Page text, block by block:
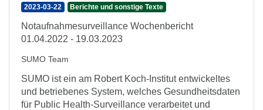
2023-03-22 Berichte und sonstige Texte
Notaufnahmesurveillance Wochenbericht
01.04.2022 - 19.03.2023
SUMO Team
SUMO ist ein am Robert Koch-Institut entwickeltes
und betriebenes System, welches Gesundheitsdaten
für Public Health-Surveillance verarbeitet und